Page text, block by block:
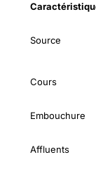
Source
Cours
Embouchure
Affluents